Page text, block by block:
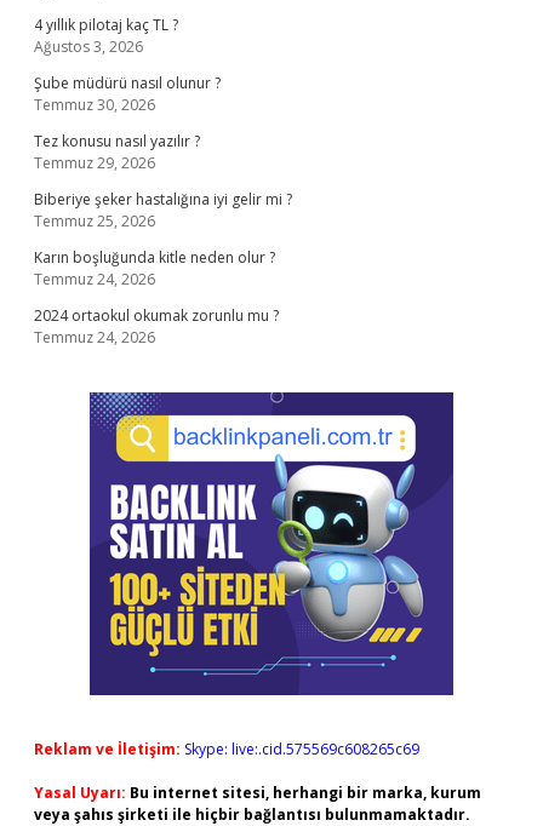
4 yıllık pilotaj kaç TL ?
Ağustos 3, 2026
Şube müdürü nasıl olunur ?
Temmuz 30, 2026
Tez konusu nasıl yazılır ?
Temmuz 29, 2026
Biberiye şeker hastalığına iyi gelir mi ?
Temmuz 25, 2026
Karın boşluğunda kitle neden olur ?
Temmuz 24, 2026
2024 ortaokul okumak zorunlu mu ?
Temmuz 24, 2026
Reklam ve İletişim: Skype: live:.cid.575569c608265c69
Yasal Uyarı: Bu internet sitesi, herhangi bir marka, kurum
veya şahıs şirketi ile hiçbir bağlantısı bulunmamaktadır.